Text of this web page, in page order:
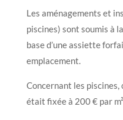
Les aménagements et
piscines) sont soumis à
base d’une assiette
emplacement.
Concernant les
était fixée à 200 € par